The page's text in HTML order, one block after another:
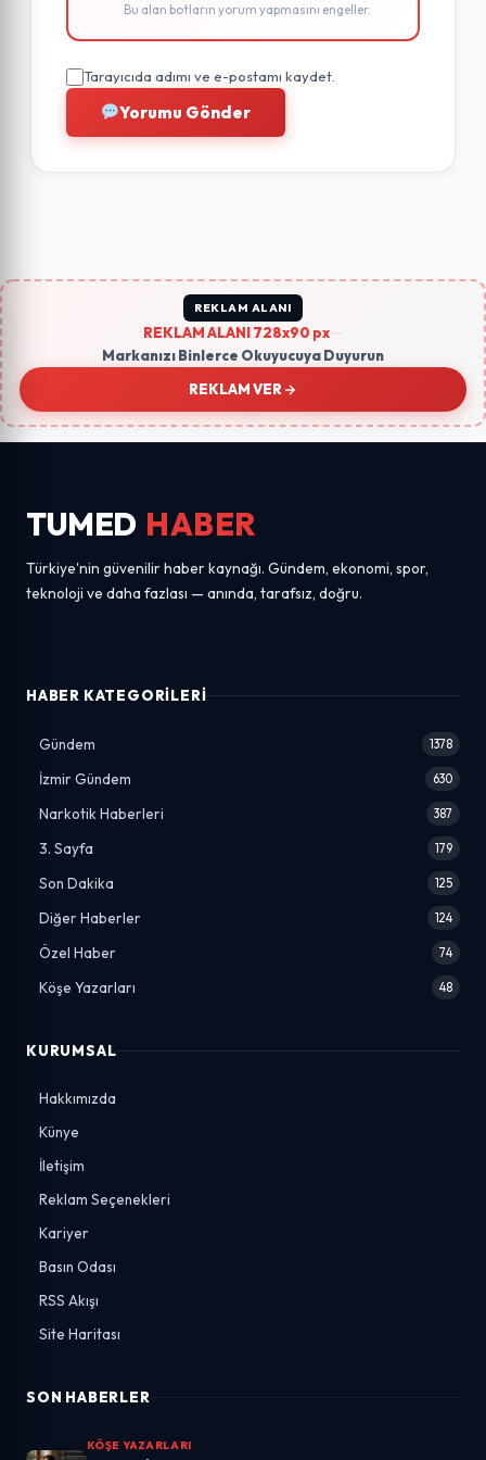
Bu alan botların yorum yapmasını engeller.
Tarayıcıda adımı ve e-postamı kaydet.
Yorumu Gönder
REKLAM ALANI
REKLAM ALANI 728x90 px
Markanızı Binlerce Okuyucuya Duyurun
REKLAM VER
TUMED HABER
Türkiye'nin güvenilir haber kaynağı. Gündem, ekonomi, spor,
teknoloji ve daha fazlası — anında, tarafsız, doğru.
HABER KATEGORILERI
Gündem 1378
İzmir Gündem 630
Narkotik Haberleri 387
3. Sayfa 179
Son Dakika 125
Diğer Haberler 124
Özel Haber 74
Köşe Yazarları 48
KURUMSAL
Hakkımızda
Künye
İletişim
Reklam Seçenekleri
Kariyer
Basın Odası
RSS Akışı
Site Haritası
SON HABERLER
KÖŞE YAZARLARI